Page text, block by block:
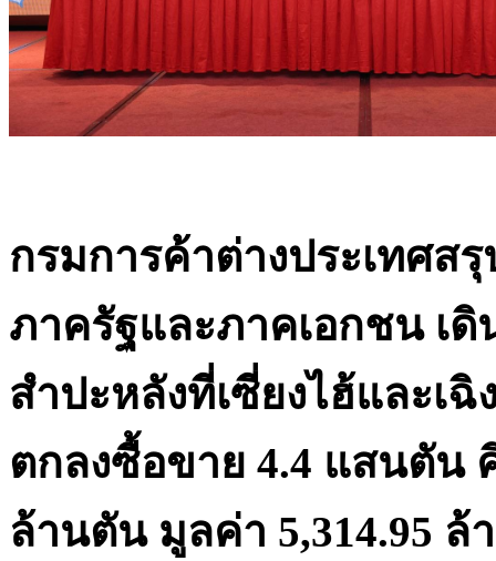
กรมการค้าต่างประเทศ
ภาครัฐและภาคเอกชน เ
สำปะหลังที่เซี่ยงไฮ้และเ
ตกลงซื้อขาย 4.4 แสนตัน
ล้านตัน มูลค่า 5,314.95 ล้